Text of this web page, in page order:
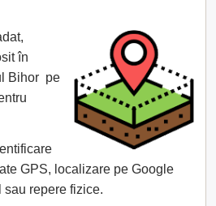
în
Bihor pe
GPS, localizare pe Google
sau repere fizice.